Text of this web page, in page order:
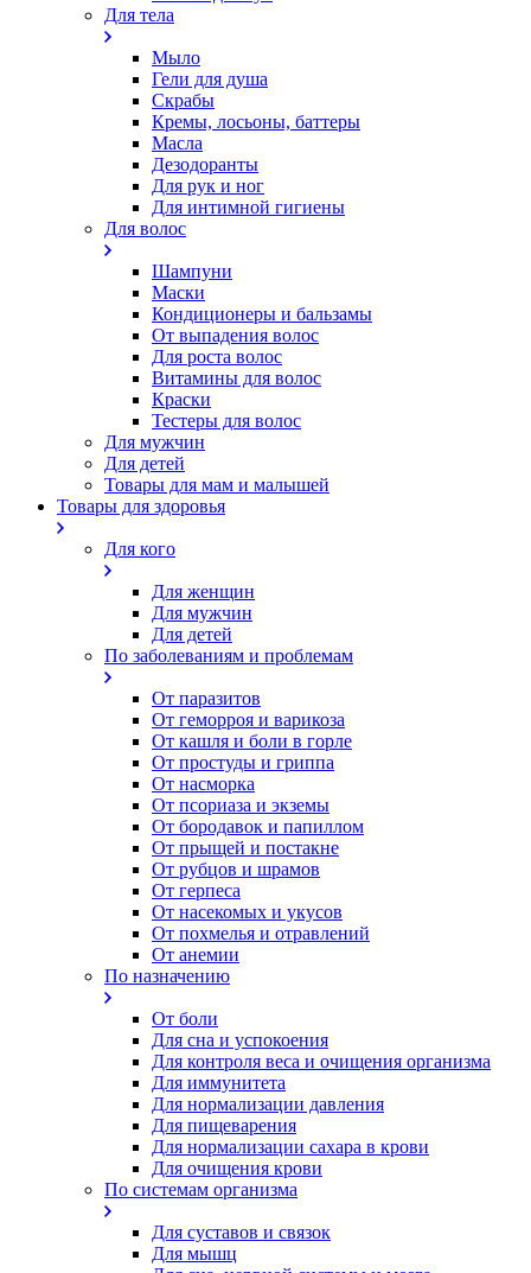
Для тела
Мыло
Гели для душа
Скрабы
Кремы, лосьоны, баттеры
Масла
Дезодоранты
Для рук и ног
Для интимной гигиены
Для волос
Шампуни
Маски
Кондиционеры и бальзамы
От выпадения волос
Для роста волос
Витамины для волос
Краски
Тестеры для волос
Для мужчин
Для детей
Товары для мам и малышей
Товары для здоровья
Для кого
Для женщин
Для мужчин
Для детей
По заболеваниям и проблемам
От паразитов
Oт геморроя и варикоза
От кашля и боли в горле
От простуды и гриппа
От насморка
Oт псориаза и экземы
От бородавок и папиллом
От прыщей и постакне
От рубцов и шрамов
От герпеса
От насекомых и укусов
От похмелья и отравлений
От анемии
По назначению
От боли
Для сна и успокоения
Для контроля веса и очищения организма
Для иммунитета
Для нормализации давления
Для пищеварения
Для нормализации сахара в крови
Для очищения крови
По системам организма
Для суставов и связок
Для мышц